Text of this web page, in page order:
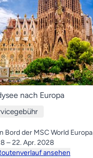
nach Europa
Bord der MSC World Europa
– 22. Apr. 2028
ansehen